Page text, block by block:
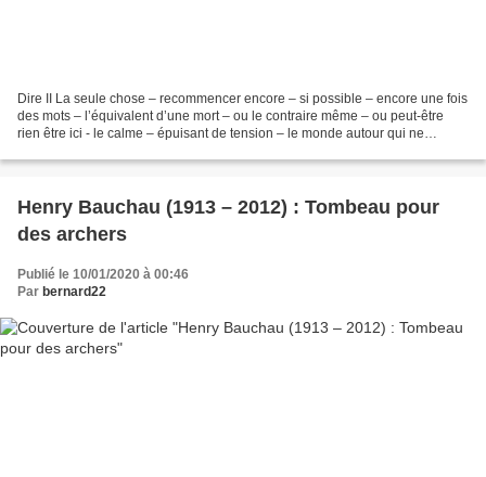
Dire II La seule chose – recommencer encore – si possible – encore une fois
des mots – l’équivalent d’une mort – ou le contraire même – ou peut-être
rien être ici - le calme – épuisant de tension – le monde autour qui ne
Henry Bauchau (1913 – 2012) : Tombeau pour
des archers
Publié le 10/01/2020 à 00:46
Par bernard22